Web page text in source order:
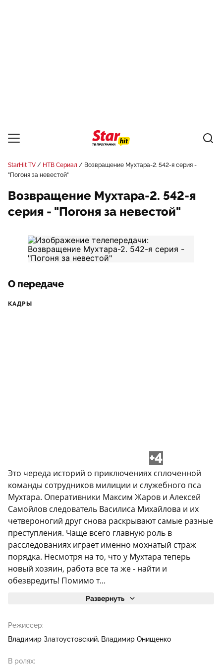
StarHit TV НТВ Сериал
Возвращение Мухтара-2. 542-я серия -
"Погоня за невестой"
Возвращение Мухтара-2. 542-я
серия - "Погоня за невестой"
О передаче
КАДРЫ
+4
Это череда историй о приключениях сплоченной
команды сотрудников милиции и служебного пса
Мухтара. Оперативники Максим Жаров и Алексей
Самойлов следователь Василиса Михайлова и их
четвероногий друг снова раскрывают самые разные
преступления. Чаще всего главную роль в
расследованиях играет именно мохнатый страж
порядка. Несмотря на то, что у Мухтара теперь
новый хозяин, работа все та же - найти и
обезвредить! Помимо т...
Развернуть
Режиссер:
Владимир Златоустовский Владимир Онищенко
В ролях: